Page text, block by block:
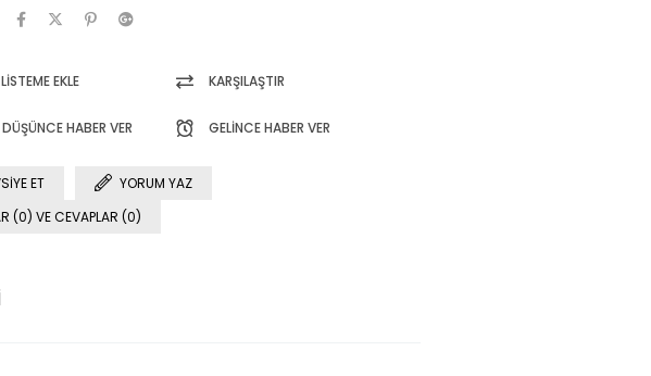
EKLE KARŞILAŞTIR
HABER VER GELINCE HABER VER
ET
YORUM YAZ
(0) VE CEVAPLAR (0)